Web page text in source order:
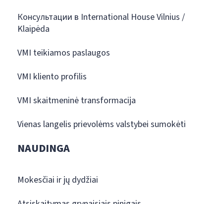
Консультации в International House Vilnius /
Klaipėda
VMI teikiamos paslaugos
VMI kliento profilis
VMI skaitmeninė transformacija
Vienas langelis prievolėms valstybei sumokėti
NAUDINGA
Mokesčiai ir jų dydžiai